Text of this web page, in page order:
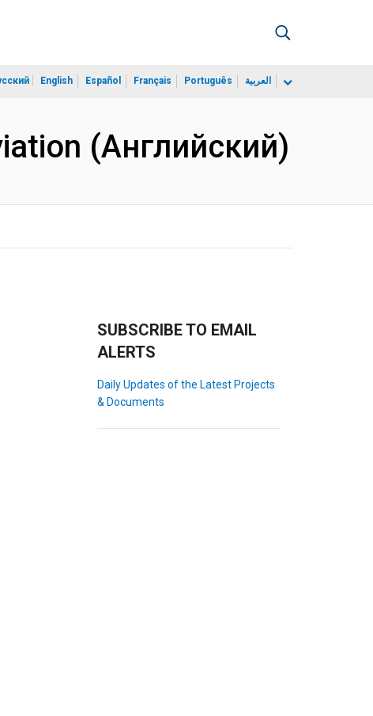
English Español Français Português العربية
(Английский)
SUBSCRIBE TO EMAIL
ALERTS
Daily Updates of the Latest Projects
& Documents